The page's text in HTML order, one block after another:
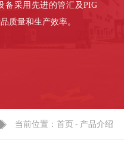
备采用先进的管汇及PIG
质量和生产效率。
当前位置：首页 - 产品介绍